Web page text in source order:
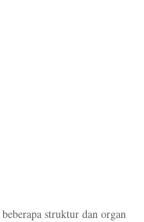
struktur dan organ